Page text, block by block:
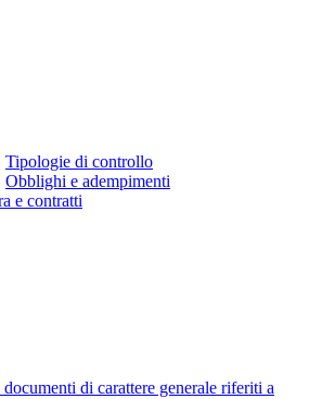
Tipologie di controllo
Obblighi e adempimenti
e contratti
di carattere generale riferiti a